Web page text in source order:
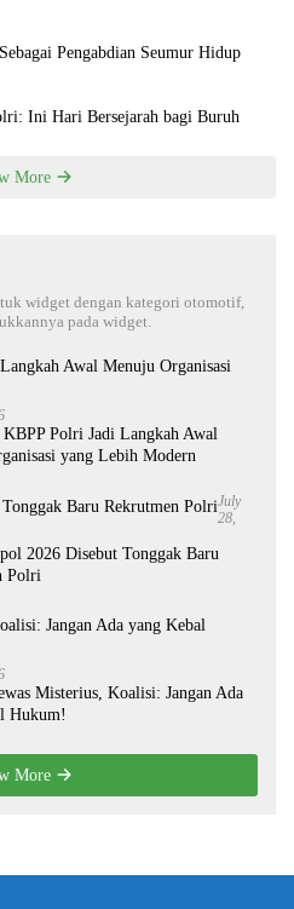
Pengabdian Seumur Hidup
Ini Hari Bersejarah bagi Buruh
More
widget dengan kategori otomotif,
pada widget.
KBPP Polri Jadi Langkah Awal
yang Lebih Modern
July
28,
2026 Disebut Tonggak Baru
Polri
Misterius, Koalisi: Jangan Ada
Hukum!
More